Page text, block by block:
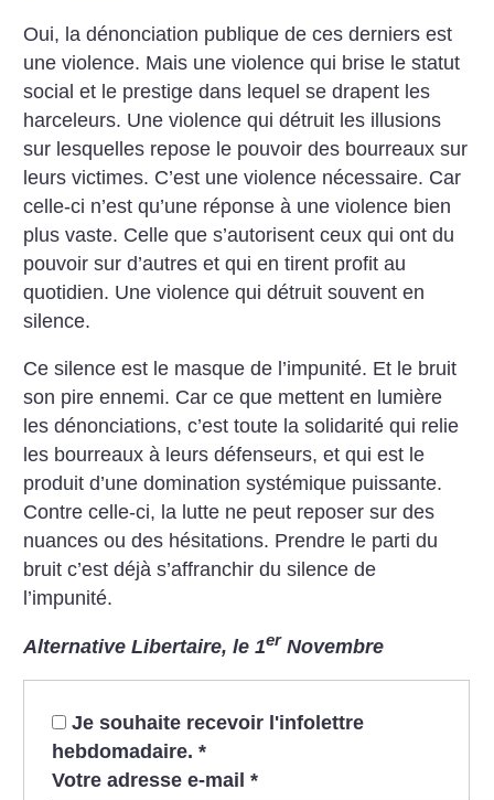
Oui, la dénonciation publique de ces derniers est
une violence. Mais une violence qui brise le statut
social et le prestige dans lequel se drapent les
harceleurs. Une violence qui détruit les illusions
sur lesquelles repose le pouvoir des bourreaux sur
leurs victimes. C’est une violence nécessaire. Car
celle-ci n’est qu’une réponse à une violence bien
plus vaste. Celle que s’autorisent ceux qui ont du
pouvoir sur d’autres et qui en tirent profit au
quotidien. Une violence qui détruit souvent en
silence.
Ce silence est le masque de l’impunité. Et le bruit
son pire ennemi. Car ce que mettent en lumière
les dénonciations, c’est toute la solidarité qui relie
les bourreaux à leurs défenseurs, et qui est le
produit d’une domination systémique puissante.
Contre celle-ci, la lutte ne peut reposer sur des
nuances ou des hésitations. Prendre le parti du
bruit c’est déjà s’affranchir du silence de
l’impunité.
Alternative Libertaire, le 1erNovembre
Je souhaite recevoir l'infolettre
hebdomadaire. *
Votre adresse e-mail *